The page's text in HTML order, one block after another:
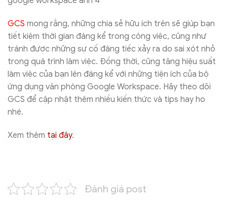
GCS mong rằng, những chia sẻ hữu ích trên sẽ giúp bạn
tiết kiệm thời gian đáng kể trong công việc, cũng như
tránh được những sự cố đáng tiếc xảy ra do sai xót nhỏ
trong quá trình làm việc. Đồng thời, cũng tăng hiệu suất
làm việc của bạn lên đáng kể với những tiện ích của bộ
ứng dụng văn phòng Google Workspace. Hãy theo dõi
GCS để cập nhật thêm nhiều kiến thức và tips hay ho
nhé.
Xem thêm tại đây.
Đánh giá post